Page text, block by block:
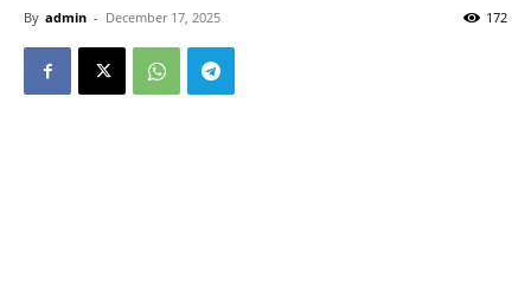
By admin - December 17, 2025 172